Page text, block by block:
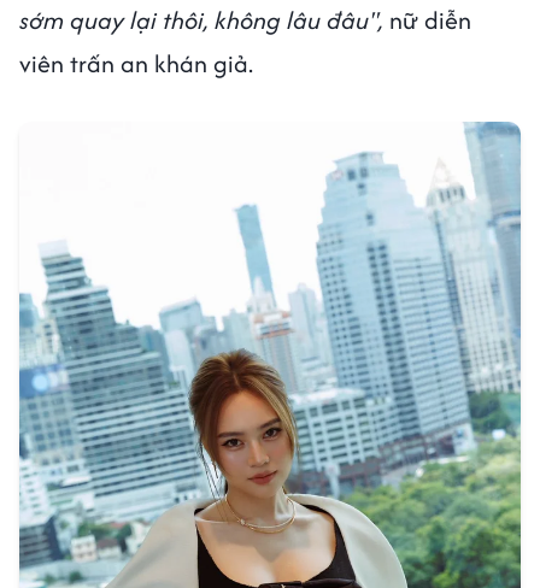
sớm quay lại thôi, không lâu đâu", nữ diễn
viên trấn an khán giả.